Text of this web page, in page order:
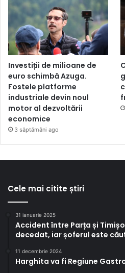
Investiții de milioane de
euro schimbă Azuga.
Fostele platforme
industriale devin noul
motor al dezvoltării
economice
3 săptămâni ago
Cele mai citite știri
31 ianuarie 2025
Accident între Parța și
decedat, iar șoferul este
11 decembrie 2024
Harghita va fi Regiune